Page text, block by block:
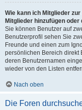
Wie kann ich Mitglieder
Mitglieder hinzufügen
Sie können Benutzer auf
Benutzerprofil sehen Sie
Freunde und einen zum
persönlichen Bereich direkt
deren Benutzernamen
wieder von den Listen
Nach oben
Die Foren